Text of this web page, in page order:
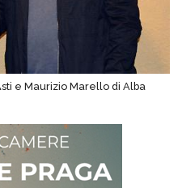
e Maurizio Marello di Alba